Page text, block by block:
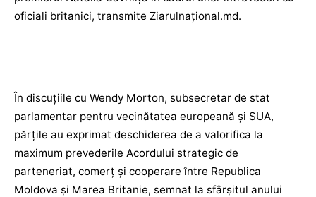
oficiali britanici, transmite Ziarulnațional.md.
În discuțiile cu Wendy Morton, subsecretar de stat
parlamentar pentru vecinătatea europeană și SUA,
părțile au exprimat deschiderea de a valorifica la
maximum prevederile Acordului strategic de
parteneriat, comerț și cooperare între Republica
Moldova și Marea Britanie, semnat la sfârșitul anului